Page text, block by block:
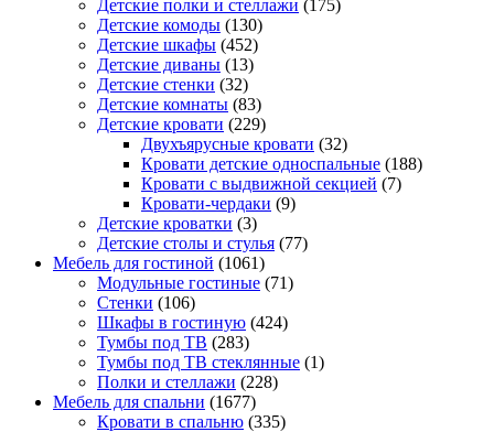
Детские полки и стеллажи (175)
Детские комоды (130)
Детские шкафы (452)
Детские диваны (13)
Детские стенки (32)
Детские комнаты (83)
Детские кровати (229)
Двухъярусные кровати (32)
Кровати детские односпальные (188)
Кровати с выдвижной секцией (7)
Кровати-чердаки (9)
Детские кроватки (3)
Детские столы и стулья (77)
Мебель для гостиной (1061)
Модульные гостиные (71)
Стенки (106)
Шкафы в гостиную (424)
Тумбы под ТВ (283)
Тумбы под ТВ стеклянные (1)
Полки и стеллажи (228)
Мебель для спальни (1677)
Кровати в спальню (335)